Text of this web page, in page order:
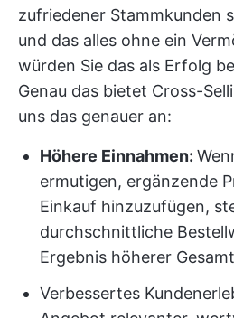
zufriedener Stammkunden
und das alles ohne ein
würden Sie das als Erfolg
Genau das bietet Cross-
uns das genauer an:
Höhere Einnahmen:
ermutigen, ergänzende
Einkauf hinzuzufügen,
durchschnittliche
Ergebnis höherer
Verbessertes